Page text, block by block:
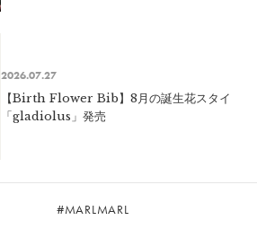
2026.07.27
【Birth Flower Bib】8月の誕生花スタイ
「gladiolus」発売
MARLMARL